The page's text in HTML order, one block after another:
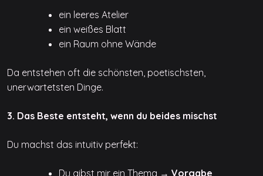
ein leeres Atelier
ein weißes Blatt
ein Raum ohne Wände
Da entstehen oft die schönsten, poetischsten,
unerwartetsten Dinge.
3. Das Beste entsteht, wenn du beides mischst
Du machst das intuitiv perfekt:
Du gibst mir ein Thema → Vorgabe